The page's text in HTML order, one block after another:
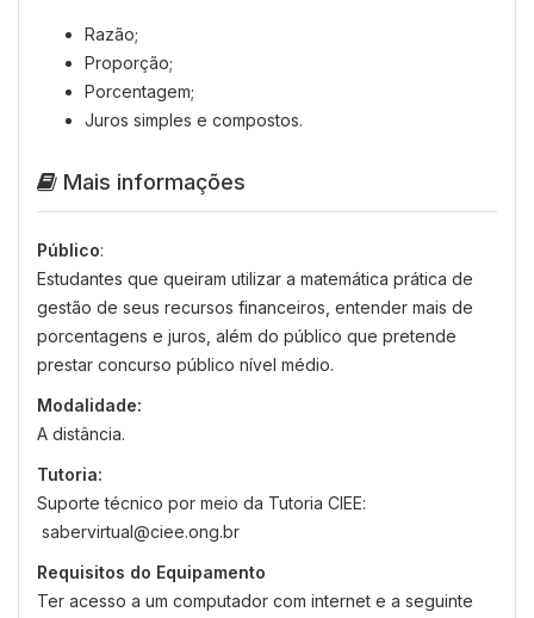
Razão;
Proporção;
Porcentagem;
Juros simples e compostos.
Mais informações
Público:
Estudantes que queiram utilizar a matemática prática de
gestão de seus recursos financeiros, entender mais de
porcentagens e juros, além do público que pretende
prestar concurso público nível médio.
Modalidade:
A distância.
Tutoria:
Suporte técnico por meio da Tutoria CIEE:
sabervirtual@ciee.ong.br
Requisitos do Equipamento
Ter acesso a um computador com internet e a seguinte